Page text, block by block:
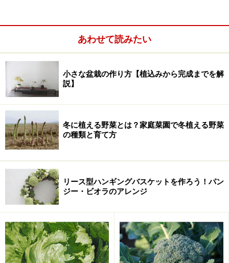
シルバータイム…葉に白い斑が入り、カラーリーフ
としても楽しめる
レモンタイム…レモンのような香りがするタイム
などがあります。
あわせて読みたい
小さな盆栽の作り方【植込みから完成までを解
説】
冬に植える野菜とは？家庭菜園で冬植える野菜
の種類と育て方
リース型ハンギングバスケットを作ろう！パン
ジー・ビオラのアレンジ